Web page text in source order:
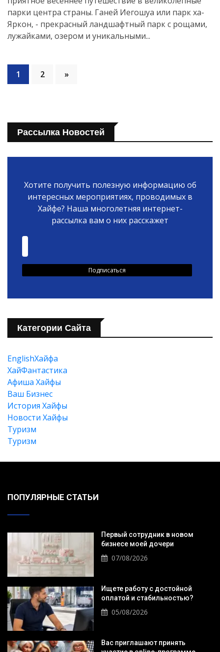
парки центра страны. Ганей Иегошуа или парк ха-
Яркон, - прекрасный ландшафтный парк с рощами,
лужайками, озером и уникальными...
1 2 »
Рассылка Новостей
Хотите получить полезную информацию об
интересных мероприятиях, проводимых в
Хайфе? Наша многолетняя интернет-
рассылка вам о них расскажет
Категории Сайта
EnglishХайфа
XайФантастика
Афиша Хайфы
Ваш Бизнес
История Хайфы
Новости Хайфы
Туризм
Туризм
ПОПУЛЯРНЫЕ СТАТЬИ
Первый сотрудник в новом
бизнесе моей дочери
07/08/2026
Ищете работу с достойной
оплатой и стабильностью?
05/08/2026
Вас приглашают принять